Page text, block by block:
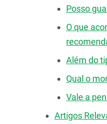
Posso
O que
Além do
Qual o
Vale a
Artigos